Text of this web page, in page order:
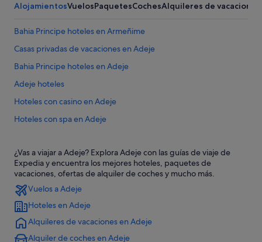
AlojamientosVuelosPaquetesCochesAlquileres de vacaciones
Bahia Principe hoteles en Armeñime
Casas privadas de vacaciones en Adeje
Bahia Principe hoteles en Adeje
Adeje hoteles
Hoteles con casino en Adeje
Hoteles con spa en Adeje
Campings de caravanas en Adeje
Hoteles con todo incluido en Tenerife
Hoteles románticos en Adeje
Hoteles de aventura en Adeje
Hotusa hoteles en Adeje
¿Vas a viajar a Adeje? Explora Adeje con las guías de viaje de
Expedia y encuentra los mejores hoteles, paquetes de
vacaciones, ofertas de alquiler de coches y mucho más.
Vuelos a Adeje
Hoteles en Adeje
Alquileres de vacaciones en Adeje
Alquiler de coches en Adeje